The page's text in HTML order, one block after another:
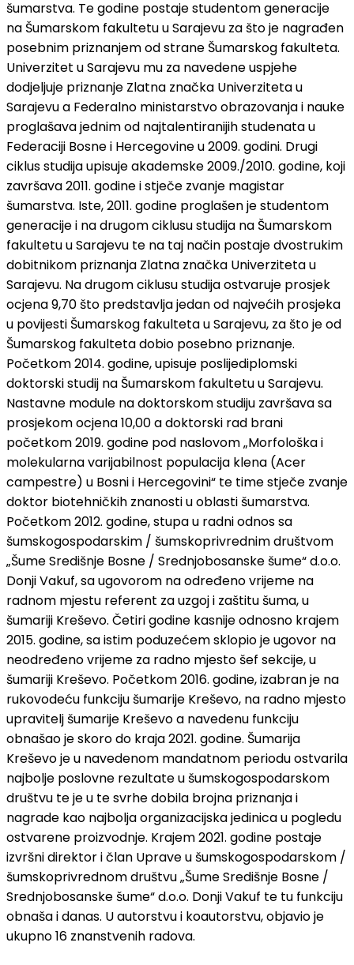
šumarstva. Te godine postaje studentom generacije
na Šumarskom fakultetu u Sarajevu za što je nagrađen
posebnim priznanjem od strane Šumarskog fakulteta.
Univerzitet u Sarajevu mu za navedene uspjehe
dodjeljuje priznanje Zlatna značka Univerziteta u
Sarajevu a Federalno ministarstvo obrazovanja i nauke
proglašava jednim od najtalentiranijih studenata u
Federaciji Bosne i Hercegovine u 2009. godini. Drugi
ciklus studija upisuje akademske 2009./2010. godine, koji
završava 2011. godine i stječe zvanje magistar
šumarstva. Iste, 2011. godine proglašen je studentom
generacije i na drugom ciklusu studija na Šumarskom
fakultetu u Sarajevu te na taj način postaje dvostrukim
dobitnikom priznanja Zlatna značka Univerziteta u
Sarajevu. Na drugom ciklusu studija ostvaruje prosjek
ocjena 9,70 što predstavlja jedan od najvećih prosjeka
u povijesti Šumarskog fakulteta u Sarajevu, za što je od
Šumarskog fakulteta dobio posebno priznanje.
Početkom 2014. godine, upisuje poslijediplomski
doktorski studij na Šumarskom fakultetu u Sarajevu.
Nastavne module na doktorskom studiju završava sa
prosjekom ocjena 10,00 a doktorski rad brani
početkom 2019. godine pod naslovom „Morfološka i
molekularna varijabilnost populacija klena (Acer
campestre) u Bosni i Hercegovini“ te time stječe zvanje
doktor biotehničkih znanosti u oblasti šumarstva.
Početkom 2012. godine, stupa u radni odnos sa
šumskogospodarskim / šumskoprivrednim društvom
„Šume Središnje Bosne / Srednjobosanske šume“ d.o.o.
Donji Vakuf, sa ugovorom na određeno vrijeme na
radnom mjestu referent za uzgoj i zaštitu šuma, u
šumariji Kreševo. Četiri godine kasnije odnosno krajem
2015. godine, sa istim poduzećem sklopio je ugovor na
neodređeno vrijeme za radno mjesto šef sekcije, u
šumariji Kreševo. Početkom 2016. godine, izabran je na
rukovodeću funkciju šumarije Kreševo, na radno mjesto
upravitelj šumarije Kreševo a navedenu funkciju
obnašao je skoro do kraja 2021. godine. Šumarija
Kreševo je u navedenom mandatnom periodu ostvarila
najbolje poslovne rezultate u šumskogospodarskom
društvu te je u te svrhe dobila brojna priznanja i
nagrade kao najbolja organizacijska jedinica u pogledu
ostvarene proizvodnje. Krajem 2021. godine postaje
izvršni direktor i član Uprave u šumskogospodarskom /
šumskoprivrednom društvu „Šume Središnje Bosne /
Srednjobosanske šume“ d.o.o. Donji Vakuf te tu funkciju
obnaša i danas. U autorstvu i koautorstvu, objavio je
ukupno 16 znanstvenih radova.